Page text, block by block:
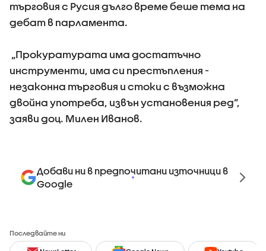
търговия с Русия дълго време беше тема на
дебат в парламента.
„Прокуратурата има достатъчно
инструменти, има си престъпления -
незаконна търговия и стоки с възможна
двойна употреба, извън установения ред”,
заяви доц. Милен Иванов.
Добави ни в предпочитани източници в
Google
Последвайте ни